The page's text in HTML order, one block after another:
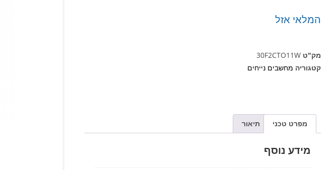
המלאי אזל
מק"ט 30F2CTO11W
קטגוריה מחשבים נייחים
מפרט טכני תיאור
מידע נוסף